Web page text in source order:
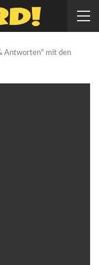
Antworten" mit den